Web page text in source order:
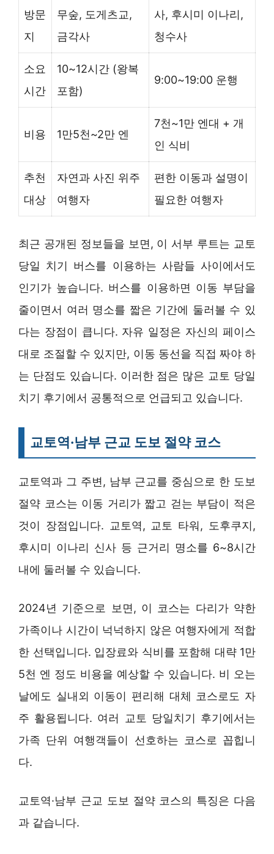
방문
지
무숲, 도게츠교,
금각사
사, 후시미 이나리,
청수사
소요
시간
10~12시간 (왕복
포함)
9:00~19:00 운행
비용 1만5천~2만 엔
7천~1만 엔대 + 개
인 식비
추천
대상
자연과 사진 위주
여행자
편한 이동과 설명이
필요한 여행자
최근 공개된 정보들을 보면, 이 서부 루트는 교토
당일 치기 버스를 이용하는 사람들 사이에서도
인기가 높습니다. 버스를 이용하면 이동 부담을
줄이면서 여러 명소를 짧은 기간에 둘러볼 수 있
다는 장점이 큽니다. 자유 일정은 자신의 페이스
대로 조절할 수 있지만, 이동 동선을 직접 짜야 하
는 단점도 있습니다. 이러한 점은 많은 교토 당일
치기 후기에서 공통적으로 언급되고 있습니다.
교토역·남부 근교 도보 절약 코스
교토역과 그 주변, 남부 근교를 중심으로 한 도보
절약 코스는 이동 거리가 짧고 걷는 부담이 적은
것이 장점입니다. 교토역, 교토 타워, 도후쿠지,
후시미 이나리 신사 등 근거리 명소를 6~8시간
내에 둘러볼 수 있습니다.
2024년 기준으로 보면, 이 코스는 다리가 약한
가족이나 시간이 넉넉하지 않은 여행자에게 적합
한 선택입니다. 입장료와 식비를 포함해 대략 1만
5천 엔 정도 비용을 예상할 수 있습니다. 비 오는
날에도 실내외 이동이 편리해 대체 코스로도 자
주 활용됩니다. 여러 교토 당일치기 후기에서는
가족 단위 여행객들이 선호하는 코스로 꼽힙니
다.
교토역·남부 근교 도보 절약 코스의 특징은 다음
과 같습니다.